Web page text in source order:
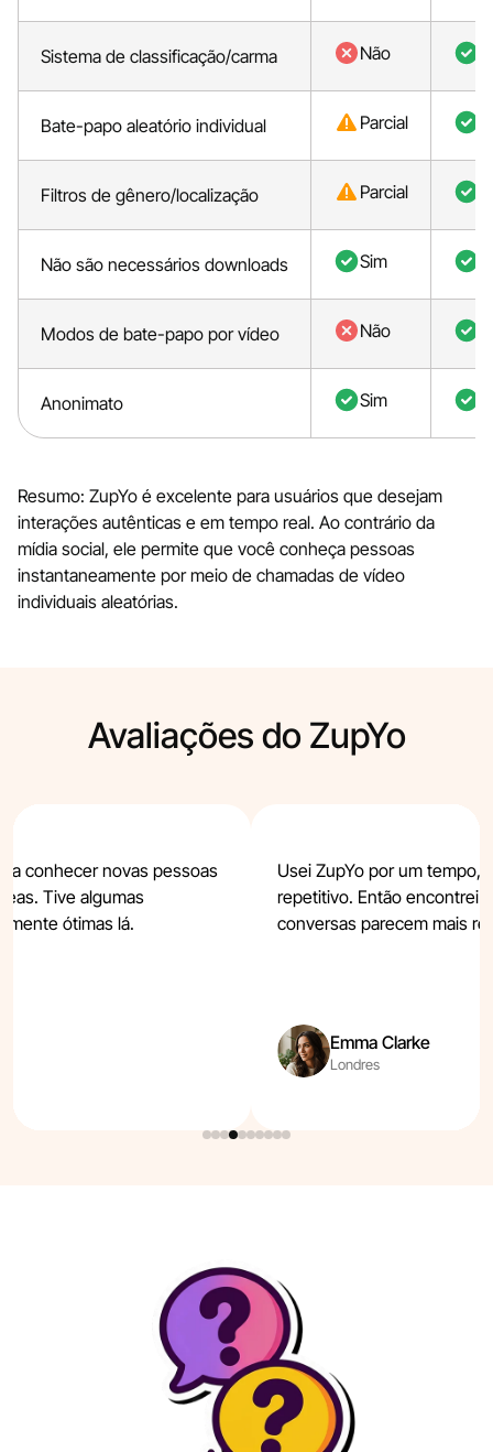
Sistema de classificação/carma Não
Bate-papo aleatório individual Parcial
Filtros de gênero/localização Parcial
Não são necessários downloads Sim
Modos de bate-papo por vídeo Não
Anonimato Sim
Resumo: ZupYo é excelente para usuários que desejam
interações autênticas e em tempo real. Ao contrário da
mídia social, ele permite que você conheça pessoas
instantaneamente por meio de chamadas de vídeo
individuais aleatórias.
Avaliações do ZupYo
conhecer novas pessoas
Tive algumas
ótimas lá.
Usei ZupYo por um tempo,
repetitivo. Então encontrei
conversas parecem mais
Emma Clarke
Londres